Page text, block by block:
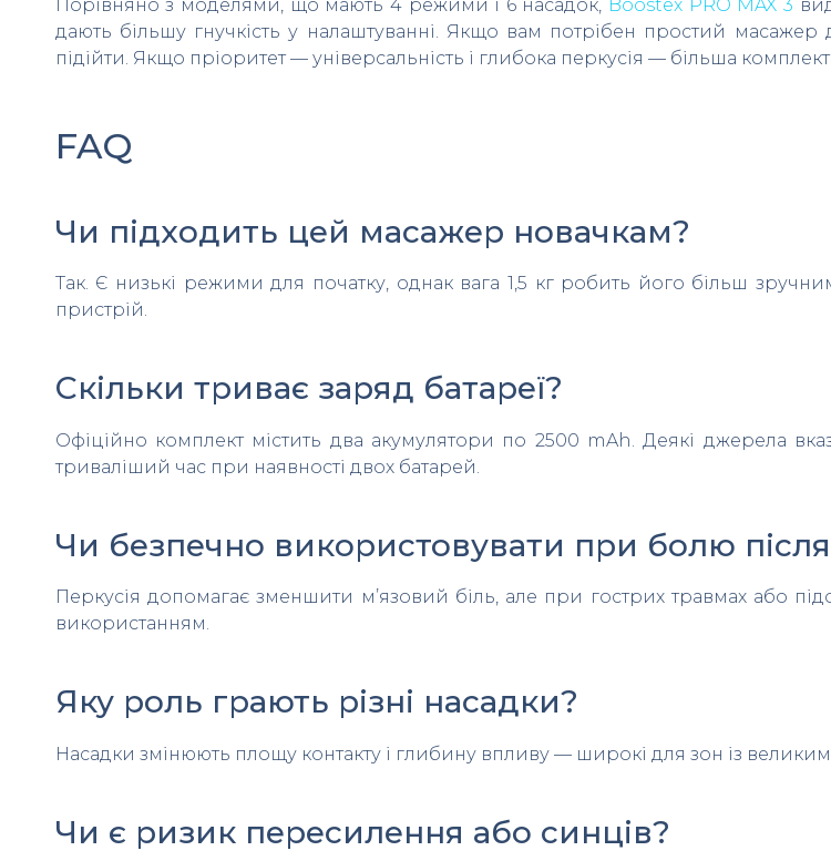
Порівняно з моделями, що мають 4 режими і 6 насадок, Boostex PRO MAX 3
дають більшу гнучкість у налаштуванні. Якщо вам потрібен простий
підійти. Якщо пріоритет — універсальність і глибока перкусія — більша
FAQ
Чи підходить цей масажер новачкам?
Так. Є низькі режими для початку, однак вага 1,5 кг робить його більш
пристрій.
Скільки триває заряд батареї?
Офіційно комплект містить два акумулятори по 2500 mAh. Деякі джерела
триваліший час при наявності двох батарей.
Чи безпечно використовувати при болю
Перкусія допомагає зменшити м’язовий біль, але при гострих травмах або
використанням.
Яку роль грають різні насадки?
Насадки змінюють площу контакту і глибину впливу — широкі для зон із
Чи є ризик пересилення або синців?